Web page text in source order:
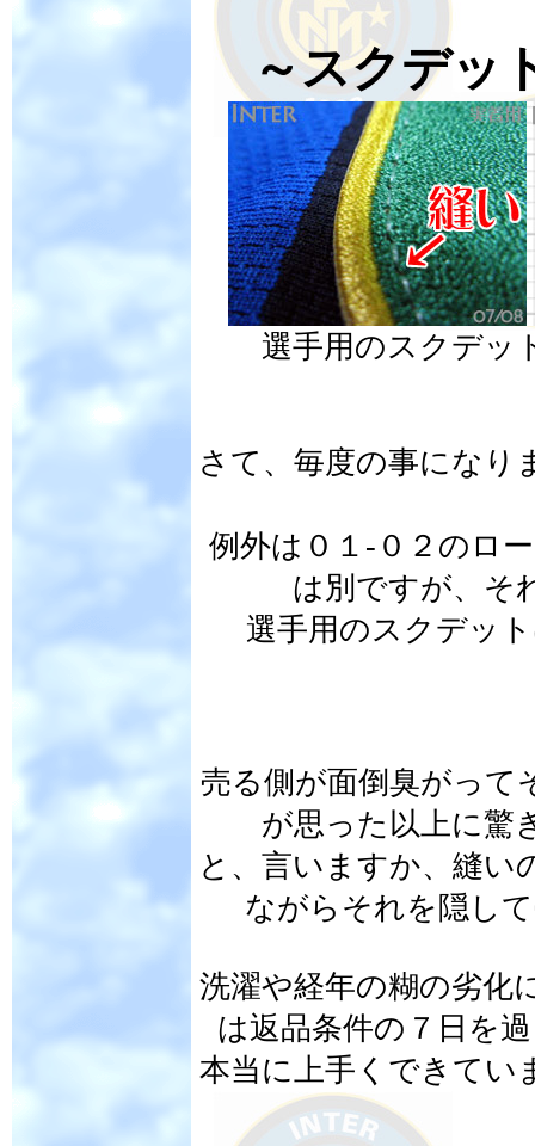
～スクデッ
選手用のスクデッ
さて、毎度の事になり
例外は０１-０２のロ
は別ですが、そ
選手用のスクデッ
売る側が面倒臭がって
が思った以上に驚
と、言いますか、縫い
ながらそれを隠し
洗濯や経年の糊の劣化
は返品条件の７日を
本当に上手くできて